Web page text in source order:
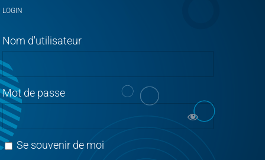
LOGIN
Nom d'utilisateur
Mot de passe
Se souvenir de moi